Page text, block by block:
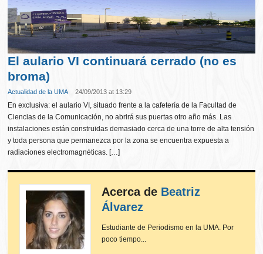
El aulario VI continuará cerrado (no es
broma)
Actualidad de la UMA 24/09/2013 at 13:29
En exclusiva: el aulario VI, situado frente a la cafetería de la Facultad de
Ciencias de la Comunicación, no abrirá sus puertas otro año más. Las
instalaciones están construidas demasiado cerca de una torre de alta tensión
y toda persona que permanezca por la zona se encuentra expuesta a
radiaciones electromagnéticas. […]
Acerca de Beatriz
Álvarez
Estudiante de Periodismo en la UMA. Por
poco tiempo...